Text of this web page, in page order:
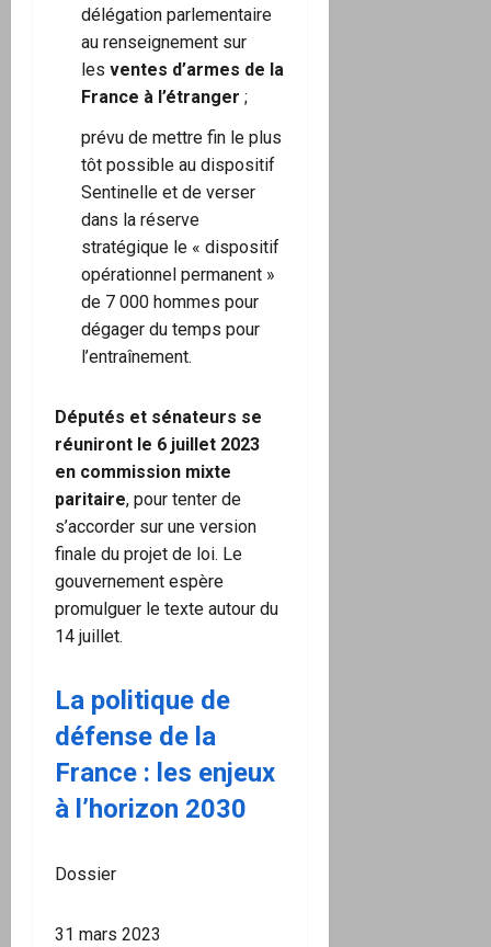
délégation parlementaire
au renseignement sur
les ventes d’armes de la
France à l’étranger ;
prévu de mettre fin le plus
tôt possible au dispositif
Sentinelle et de verser
dans la réserve
stratégique le « dispositif
opérationnel permanent »
de 7 000 hommes pour
dégager du temps pour
l’entraînement.
Députés et sénateurs se
réuniront le 6 juillet 2023
en commission mixte
paritaire, pour tenter de
s’accorder sur une version
finale du projet de loi. Le
gouvernement espère
promulguer le texte autour du
14 juillet.
La politique de
défense de la
France : les enjeux
à l’horizon 2030
Dossier
31 mars 2023